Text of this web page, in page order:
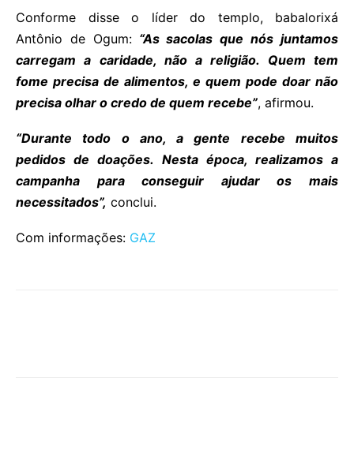
Conforme disse o líder do templo, babalorixá
Antônio de Ogum:“As sacolas que nós juntamos
carregam a caridade, não a religião. Quem tem
fome precisa de alimentos, e quem pode doar não
precisa olhar o credo de quem recebe”, afirmou.
“Durante todo o ano, a gente recebe muitos
pedidos de doações. Nesta época, realizamos a
campanha para conseguir ajudar os mais
necessitados”, conclui.
Com informações: GAZ